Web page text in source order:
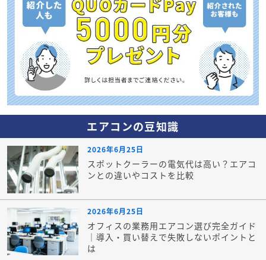
エアコンの豆知識
2026年6月25日
スポットクーラーの電気代は高い？エアコ
ンとの違いやコストを比較
2026年6月25日
オフィスの業務用エアコン選び完全ガイド
｜導入・買い替えで失敗しないポイントと
は